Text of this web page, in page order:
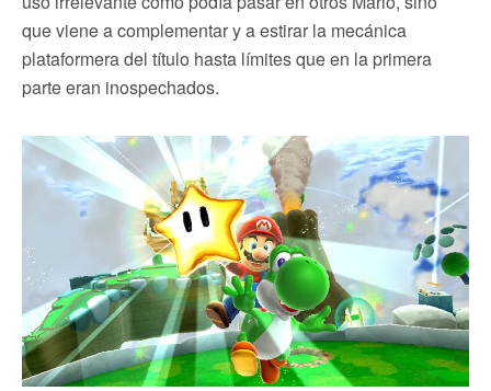
que viene a complementar y a estirar la mecánica
plataformera del título hasta límites que en la primera
parte eran inospechados.